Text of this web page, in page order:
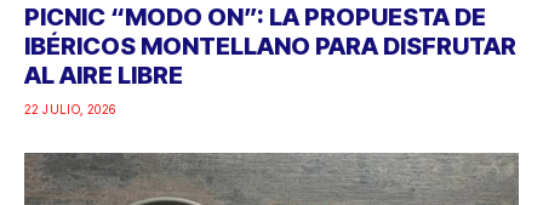
PICNIC “MODO ON”: LA PROPUESTA DE
IBÉRICOS MONTELLANO PARA DISFRUTAR
AL AIRE LIBRE
22 JULIO, 2026